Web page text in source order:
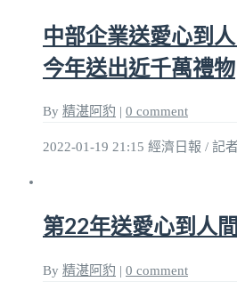
中部企業送愛心到
今年送出近千萬禮物
By 精湛阿豹 | 0 comment
2022-01-19 21:15 經濟日報 / 記
第22年送愛心到人
By 精湛阿豹 | 0 comment